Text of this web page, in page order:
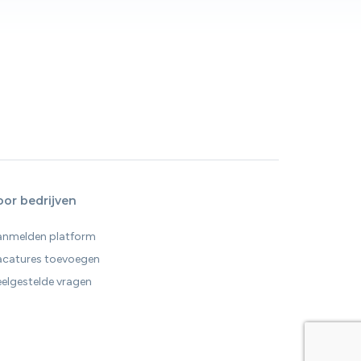
bedrijven
platform
toevoegen
vragen